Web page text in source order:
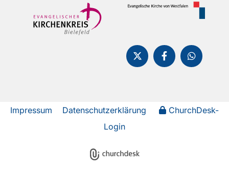
Impressum Datenschutzerklärung
ChurchDesk-
Login